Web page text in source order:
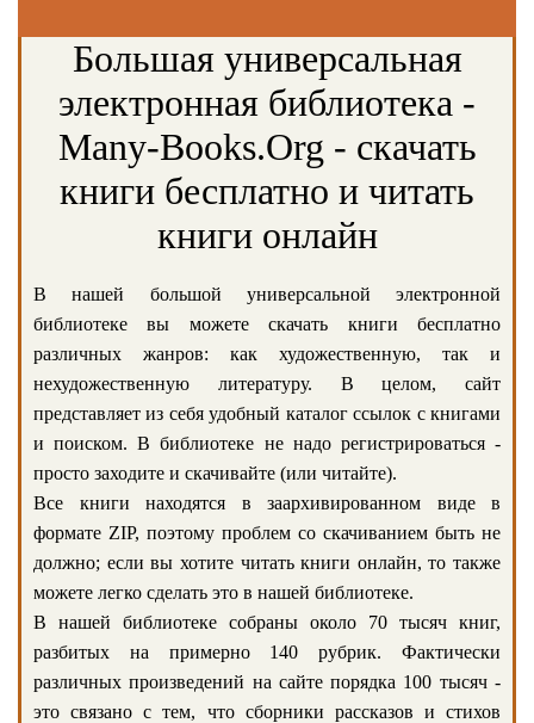
Большая универсальная
электронная библиотека -
Many-Books.Org - скачать
книги бесплатно и читать
книги онлайн
В нашей большой универсальной электронной
библиотеке вы можете скачать книги бесплатно
различных жанров: как художественную, так и
нехудожественную литературу. В целом, сайт
представляет из себя удобный каталог ссылок с книгами
и поиском. В библиотеке не надо регистрироваться -
просто заходите и скачивайте (или читайте).
Все книги находятся в заархивированном виде в
формате ZIP, поэтому проблем со скачиванием быть не
должно; если вы хотите читать книги онлайн, то также
можете легко сделать это в нашей библиотеке.
В нашей библиотеке собраны около 70 тысяч книг,
разбитых на примерно 140 рубрик. Фактически
различных произведений на сайте порядка 100 тысяч -
это связано с тем, что сборники рассказов и стихов